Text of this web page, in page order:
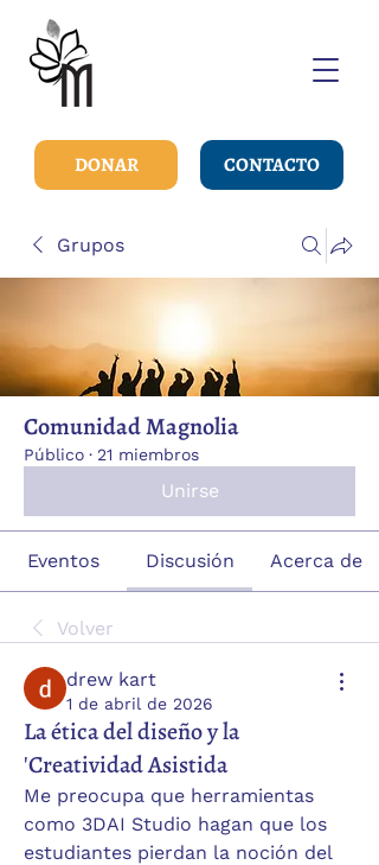
DONAR CONTACTO
Grupos
Comunidad Magnolia
Público · 21 miembros
Unirse
Eventos Discusión Acerca de
Volver
drew kart
1 de abril de 2026
La ética del diseño y la
'Creatividad Asistida
Me preocupa que herramientas
como 3DAI Studio hagan que los
estudiantes pierdan la noción del